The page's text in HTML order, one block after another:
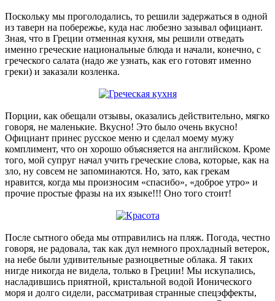
Поскольку мы проголодались, то решили задержаться в одной
из таверн на побережье, куда нас любезно зазывал официант.
Зная, что в Греции отменная кухня, мы решили отведать
именно греческие национальные блюда и начали, конечно, с
греческого салата (надо же узнать, как его готовят именно
греки) и заказали козленка.
Порции, как обещали отзывы, оказались действительно, мягко
говоря, не маленькие. Вкусно! Это было очень вкусно!
Официант принес русское меню и сделал моему мужу
комплимент, что он хорошо объясняется на английском. Кроме
того, мой супруг начал учить греческие слова, которые, как на
зло, ну совсем не запоминаются. Но, зато, как грекам
нравится, когда мы произносим «спасибо», «доброе утро» и
прочие простые фразы на их языке!!! Оно того стоит!
После сытного обеда мы отправились на пляж. Погода, честно
говоря, не радовала, так как дул немного прохладный ветерок,
на небе были удивительные разноцветные облака. Я таких
нигде никогда не видела, только в Греции! Мы искупались,
насладившись приятной, кристальной водой Ионического
моря и долго сидели, рассматривая странные спецэффекты,